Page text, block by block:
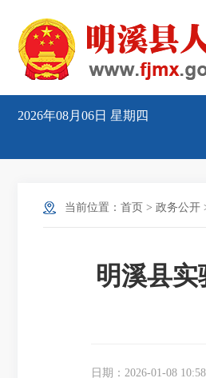
2026年08月06日 星期四
当前位置： 首页 > 政务公开
明溪县
日期：2026-01-08 10:58